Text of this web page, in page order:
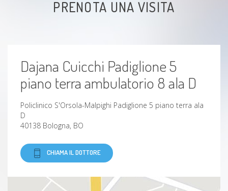
PRENOTA UNA VISITA
Dajana Cuicchi Padiglione 5
piano terra ambulatorio 8 ala D
Policlinico S'Orsola-Malpighi Padiglione 5 piano terra ala
D
40138 Bologna, BO
CHIAMA IL DOTTORE